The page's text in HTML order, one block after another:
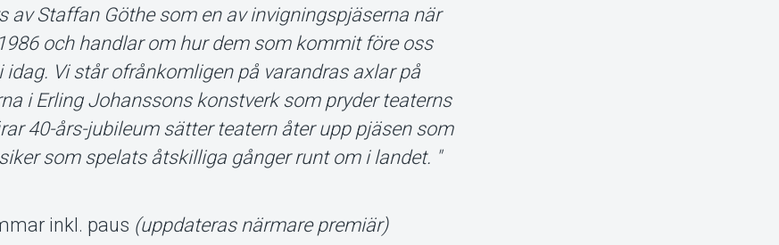
av Staffan Göthe som en av invigningspjäserna när
och handlar om hur dem som kommit före oss
idag. Vi står ofrånkomligen på varandras axlar på
i Erling Johanssons konstverk som pryder teaterns
40-års-jubileum sätter teatern åter upp pjäsen som
som spelats åtskilliga gånger runt om i landet. "
inkl. paus (uppdateras närmare premiär)